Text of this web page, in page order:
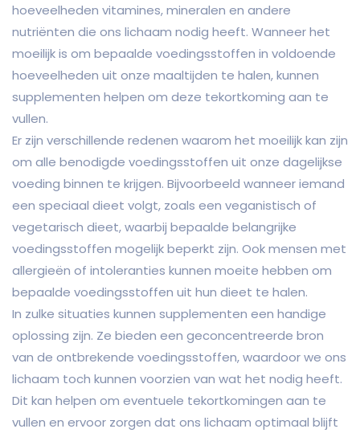
hoeveelheden vitamines, mineralen en andere
nutriënten die ons lichaam nodig heeft. Wanneer het
moeilijk is om bepaalde voedingsstoffen in voldoende
hoeveelheden uit onze maaltijden te halen, kunnen
supplementen helpen om deze tekortkoming aan te
vullen.
Er zijn verschillende redenen waarom het moeilijk kan zijn
om alle benodigde voedingsstoffen uit onze dagelijkse
voeding binnen te krijgen. Bijvoorbeeld wanneer iemand
een speciaal dieet volgt, zoals een veganistisch of
vegetarisch dieet, waarbij bepaalde belangrijke
voedingsstoffen mogelijk beperkt zijn. Ook mensen met
allergieën of intoleranties kunnen moeite hebben om
bepaalde voedingsstoffen uit hun dieet te halen.
In zulke situaties kunnen supplementen een handige
oplossing zijn. Ze bieden een geconcentreerde bron
van de ontbrekende voedingsstoffen, waardoor we ons
lichaam toch kunnen voorzien van wat het nodig heeft.
Dit kan helpen om eventuele tekortkomingen aan te
vullen en ervoor zorgen dat ons lichaam optimaal blijft